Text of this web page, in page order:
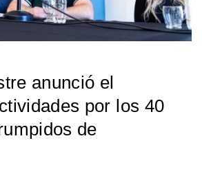
anunció el
por los 40
de